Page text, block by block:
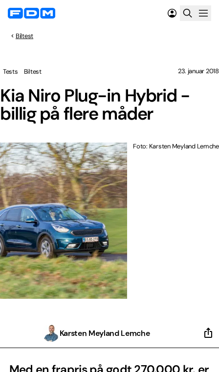
Biltest
Kia Niro Plug-in Hybrid -
billig på flere måder
Tests Biltest 23. januar 2018
Foto: Karsten Meyland Lemche
Karsten Meyland Lemche